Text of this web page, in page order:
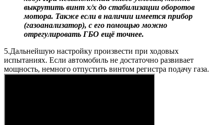
выкрутить винт х/х до стабилизации оборотов
мотора. Также если в наличии имеется прибор
(газоанализатор), с его помощью можно
отрегулировать ГБО ещё точнее.
5.Дальнейшую настройку произвести при ходовых
испытаниях. Если автомобиль не достаточно развивает
мощность, немного отпустить винтом регистра подачу газа.